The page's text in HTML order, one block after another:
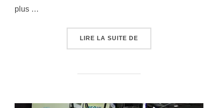
plus …
LIRE LA SUITE DE